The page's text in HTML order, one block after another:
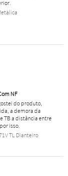
NF
do produto,
a demora da
TB a distância entre
isso.
TL Dianteiro